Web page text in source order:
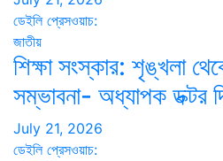
ডেইলি প্রেসওয়াচ:
জাতীয়
শিক্ষা সংস্কার: শৃঙ্খলা
সম্ভাবনা- অধ্যাপক ডক্টর
July 21, 2026
ডেইলি প্রেসওয়াচ: